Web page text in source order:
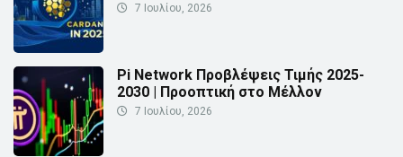
7 Ιουλίου, 2026
Pi Network Προβλέψεις Τιμής 2025-
2030 | Προοπτική στο Μέλλον
7 Ιουλίου, 2026